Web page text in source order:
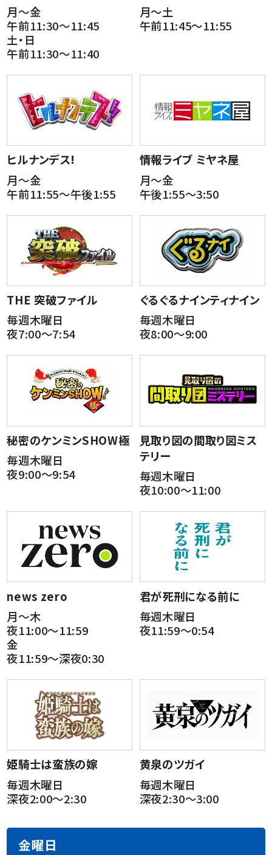
月～金
午前11:30～11:45
土・日
午前11:30～11:40
月～土
午前11:45～11:55
ヒルナンデス!
月～金
午前11:55～午後1:55
情報ライブ ミヤネ屋
月～金
午後1:55～3:50
THE 突破ファイル
毎週木曜日
夜7:00～7:54
ぐるぐるナインティナイン
毎週木曜日
夜8:00～9:00
秘密のケンミンSHOW極
毎週木曜日
夜9:00～9:54
見取り図の間取り図ミス
テリー
毎週木曜日
夜10:00～11:00
news zero
月～木
夜11:00～11:59
金
夜11:59～深夜0:30
君が死刑になる前に
毎週木曜日
夜11:59～0:54
姫騎士は蛮族の嫁
毎週木曜日
深夜2:00～2:30
黄泉のツガイ
毎週木曜日
深夜2:30～3:00
金曜日